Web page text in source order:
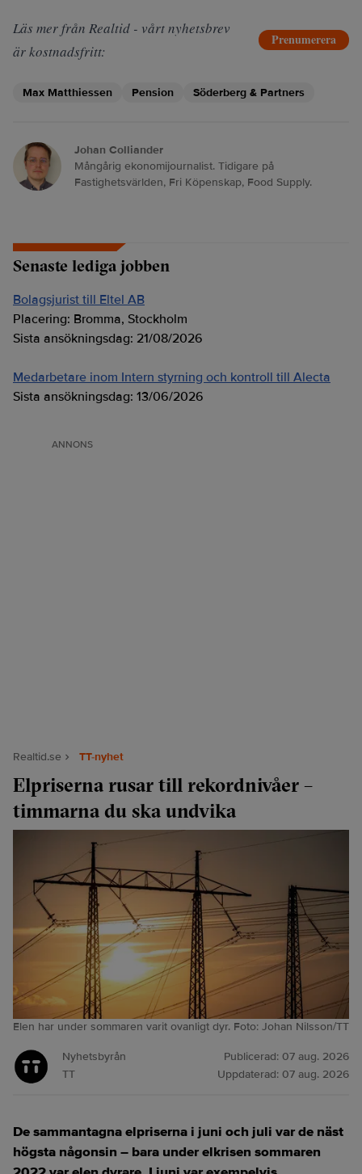
Läs mer från Realtid - vårt nyhetsbrev
är kostnadsfritt:
Prenumerera
Max Matthiessen Pension Söderberg & Partners
Johan Colliander
Mångårig ekonomijournalist. Tidigare på
Fastighetsvärlden, Fri Köpenskap, Food Supply.
Senaste lediga jobben
Bolagsjurist till Eltel AB
Placering: Bromma, Stockholm
Sista ansökningsdag: 21/08/2026
Medarbetare inom Intern styrning och kontroll till Alecta
Sista ansökningsdag: 13/06/2026
ANNONS
Realtid.se TT-nyhet
Elpriserna rusar till rekordnivåer –
timmarna du ska undvika
Elen har under sommaren varit ovanligt dyr. Foto: Johan Nilsson/TT
Nyhetsbyrån
TT
Publicerad: 07 aug. 2026
Uppdaterad: 07 aug. 2026
De sammantagna elpriserna i juni och juli var de näst
högsta någonsin – bara under elkrisen sommaren